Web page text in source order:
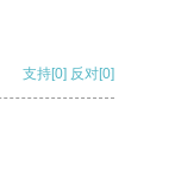
支持[0] 反对[0]